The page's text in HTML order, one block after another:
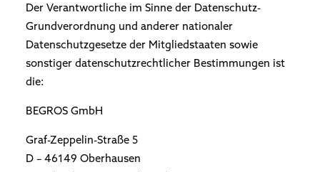
Der Verantwortliche im Sinne der Datenschutz-
Grundverordnung und anderer nationaler
Datenschutzgesetze der Mitgliedstaaten sowie
sonstiger datenschutzrechtlicher Bestimmungen ist
die:
BEGROS GmbH
Graf-Zeppelin-Straße 5
D – 46149 Oberhausen